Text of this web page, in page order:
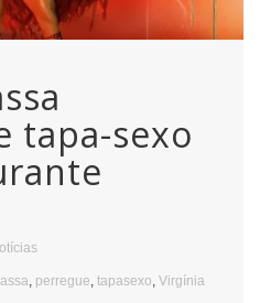
tapa-sexo
perregue tapasexo Virgínia